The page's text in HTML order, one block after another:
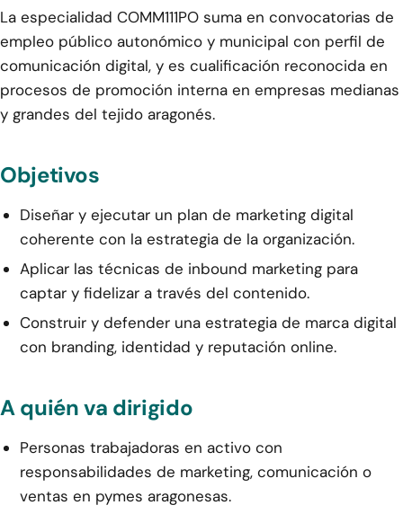
La especialidad COMM111PO suma en convocatorias de
empleo público autonómico y municipal con perfil de
comunicación digital, y es cualificación reconocida en
procesos de promoción interna en empresas medianas
y grandes del tejido aragonés.
Objetivos
Diseñar y ejecutar un plan de marketing digital
coherente con la estrategia de la organización.
Aplicar las técnicas de inbound marketing para
captar y fidelizar a través del contenido.
Construir y defender una estrategia de marca digital
con branding, identidad y reputación online.
A quién va dirigido
Personas trabajadoras en activo con
responsabilidades de marketing, comunicación o
ventas en pymes aragonesas.